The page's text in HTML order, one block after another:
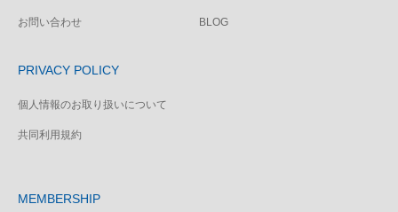
お問い合わせ BLOG
PRIVACY POLICY
個人情報のお取り扱いについて
共同利用規約
MEMBERSHIP